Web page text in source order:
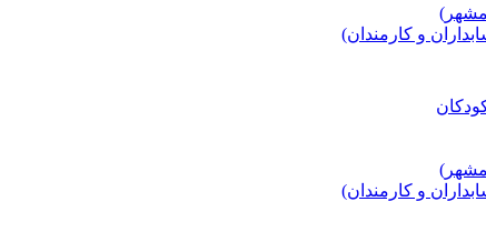
و کارمندان)
و کارمندان)